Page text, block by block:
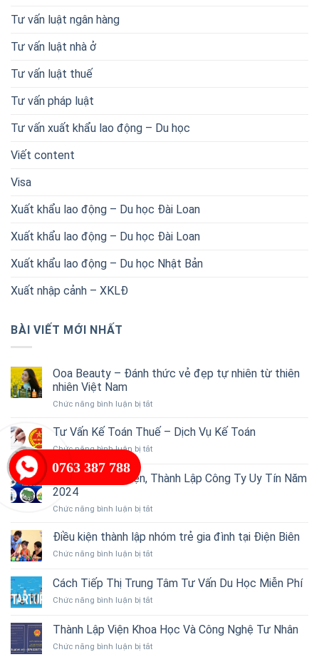
Tư vấn luật ngân hàng
Tư vấn luật nhà ở
Tư vấn luật thuế
Tư vấn pháp luật
Tư vấn xuất khẩu lao động – Du học
Viết content
Visa
Xuất khẩu lao động – Du học Đài Loan
Xuất khẩu lao động – Du học Đài Loan
Xuất khẩu lao động – Du học Nhật Bản
Xuất nhập cảnh – XKLĐ
BÀI VIẾT MỚI NHẤT
Ooa Beauty – Đánh thức vẻ đẹp tự nhiên từ thiên
nhiên Việt Nam
Chức năng bình luận bị tắtở
Beauty
Đánh
vẻ
nhiên
thiên
Tư Vấn Kế Toán Thuế – Dịch Vụ Kế Toán
Chức năng bình luận bị tắtở
Vấn
Kế
Thuế
Dịch
Kế
Thủ Tục, Điều Kiện, Thành Lập Công Ty Uy Tín Năm
2024
Chức năng bình luận bị tắtở
Tục,
Kiện,
Lập
Ty
Tín
Điều kiện thành lập nhóm trẻ gia đình tại Điện Biên
Chức năng bình luận bị tắtở
kiện
thành
lập
trẻ
đình
Cách Tiếp Thị Trung Tâm Tư Vấn Du Học Miễn Phí
Chức năng bình luận bị tắtở
Tiếp
Thị
Trung
Thành Lập Viện Khoa Học Và Công Nghệ Tư Nhân
Chức năng bình luận bị tắtở
0763 387 788